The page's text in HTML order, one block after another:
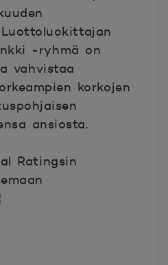
-ryhmä on
vahvistaa
korkojen
ansiosta.
Ratingsin